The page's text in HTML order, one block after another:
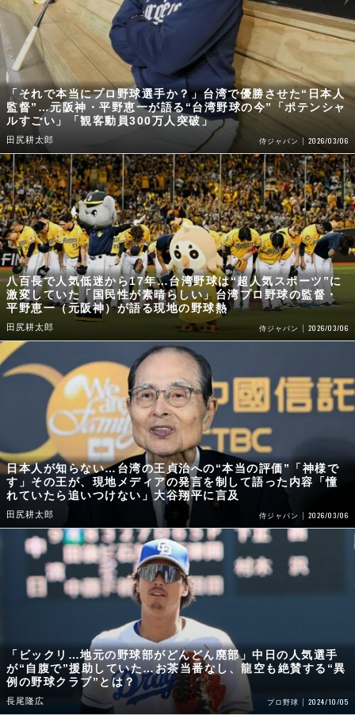
「それで本当にプロ野球選手か？」台湾で優勝させた“日本人
監督”…元阪神・平野恵一が語る“台湾野球の今”「ポテンシャ
ルすごい」「観客動員300万人突破」
田尻耕太郎 侍ジャパン 2026/03/06
八百長で人気低迷から17年…台湾野球は“超人気スポーツ”に
激変していた「国民性が素晴らしい」台湾プロ野球の監督・
平野恵一（元阪神）が語る現地の野球熱
田尻耕太郎 侍ジャパン 2026/03/06
日本人が知らない…台湾の王貞治への“本当の評価”「神様で
す」その王が、現地メディアの発言を制して語った内容「憧
れていたら追いつけない」大谷翔平に言及
田尻耕太郎 侍ジャパン 2026/03/06
「ビックリ…地元の野球部がどんどん廃部」中日の人気選手
が“自腹で”援助していた…お茶当番なし、龍空も絶賛する“異
例の野球クラブ”とは？
長尾隆広 プロ野球 2024/10/05